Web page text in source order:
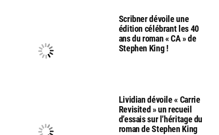
Scribner dévoile une
édition célébrant les 40
ans du roman « CA » de
Stephen King !
Lividian dévoile « Carrie
Revisited » un recueil
d’essais sur l’héritage du
roman de Stephen King